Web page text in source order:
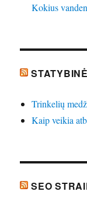
Kokius
Trinkelių
Kaip veikia
SEO